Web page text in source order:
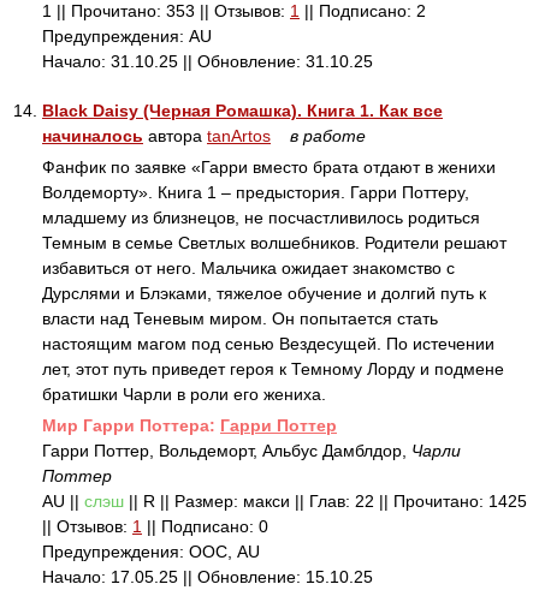
1 || Прочитано: 353 || Отзывов: 1 || Подписано: 2
Предупреждения: AU
Начало: 31.10.25 || Обновление: 31.10.25
14. Black Daisy (Черная Ромашка). Книга 1. Как все
начиналось автора tanArtos
в работе
Фанфик по заявке «Гарри вместо брата отдают в женихи
Волдеморту». Книга 1 – предыстория. Гарри Поттеру,
младшему из близнецов, не посчастливилось родиться
Темным в семье Светлых волшебников. Родители решают
избавиться от него. Мальчика ожидает знакомство с
Дурслями и Блэками, тяжелое обучение и долгий путь к
власти над Теневым миром. Он попытается стать
настоящим магом под сенью Вездесущей. По истечении
лет, этот путь приведет героя к Темному Лорду и подмене
братишки Чарли в роли его жениха.
Mир Гарри Поттера: Гарри Поттер
Гарри Поттер, Вольдеморт, Альбус Дамблдор, Чарли
Поттер
AU || слэш || R || Размер: макси || Глав: 22 || Прочитано: 1425
|| Отзывов: 1 || Подписано: 0
Предупреждения: ООС, AU
Начало: 17.05.25 || Обновление: 15.10.25